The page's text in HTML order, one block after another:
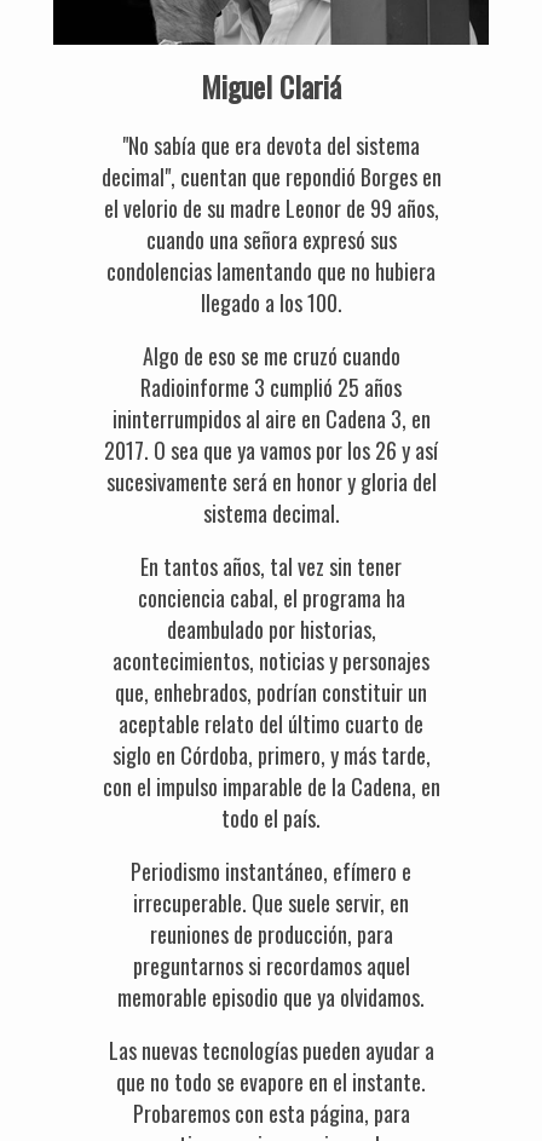
Miguel Clariá
"No sabía que era devota del sistema
decimal", cuentan que repondió Borges en
el velorio de su madre Leonor de 99 años,
cuando una señora expresó sus
condolencias lamentando que no hubiera
llegado a los 100.
Algo de eso se me cruzó cuando
Radioinforme 3 cumplió 25 años
ininterrumpidos al aire en Cadena 3, en
2017. O sea que ya vamos por los 26 y así
sucesivamente será en honor y gloria del
sistema decimal.
En tantos años, tal vez sin tener
conciencia cabal, el programa ha
deambulado por historias,
acontecimientos, noticias y personajes
que, enhebrados, podrían constituir un
aceptable relato del último cuarto de
siglo en Córdoba, primero, y más tarde,
con el impulso imparable de la Cadena, en
todo el país.
Periodismo instantáneo, efímero e
irrecuperable. Que suele servir, en
reuniones de producción, para
preguntarnos si recordamos aquel
memorable episodio que ya olvidamos.
Las nuevas tecnologías pueden ayudar a
que no todo se evapore en el instante.
Probaremos con esta página, para